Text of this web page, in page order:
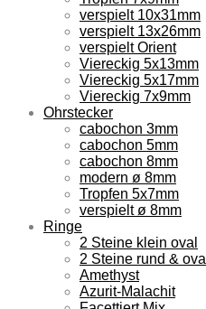
verspielt 10x31mm
verspielt 13x26mm
verspielt Orient
Viereckig 5x13mm
Viereckig 5x17mm
Viereckig 7x9mm
Ohrstecker
cabochon 3mm
cabochon 5mm
cabochon 8mm
modern ø 8mm
Tropfen 5x7mm
verspielt ø 8mm
Ringe
2 Steine klein oval
2 Steine rund & oval
Amethyst
Azurit-Malachit